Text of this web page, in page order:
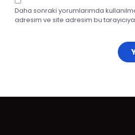
Daha sonraki yorumlarımda
adresim ve site adresim bu